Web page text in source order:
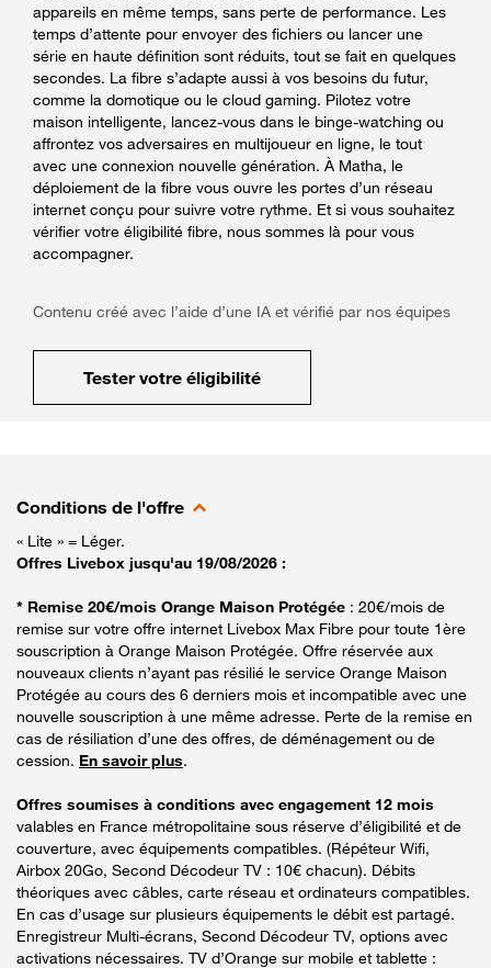
appareils en même temps, sans perte de performance. Les
temps d’attente pour envoyer des fichiers ou lancer une
série en haute définition sont réduits, tout se fait en quelques
secondes. La fibre s’adapte aussi à vos besoins du futur,
comme la domotique ou le cloud gaming. Pilotez votre
maison intelligente, lancez-vous dans le binge-watching ou
affrontez vos adversaires en multijoueur en ligne, le tout
avec une connexion nouvelle génération. À Matha, le
déploiement de la fibre vous ouvre les portes d’un réseau
internet conçu pour suivre votre rythme. Et si vous souhaitez
vérifier votre éligibilité fibre, nous sommes là pour vous
accompagner.
Contenu créé avec l’aide d’une IA et vérifié par nos équipes
Tester votre éligibilité
Conditions de l'offre
« Lite » = Léger.
Offres Livebox jusqu'au 19/08/2026 :
* Remise 20€/mois Orange Maison Protégée : 20€/mois de
remise sur votre offre internet Livebox Max Fibre pour toute 1ère
souscription à Orange Maison Protégée. Offre réservée aux
nouveaux clients n’ayant pas résilié le service Orange Maison
Protégée au cours des 6 derniers mois et incompatible avec une
nouvelle souscription à une même adresse. Perte de la remise en
cas de résiliation d’une des offres, de déménagement ou de
cession. En savoir plus.
Offres soumises à conditions avec engagement 12 mois
valables en France métropolitaine sous réserve d’éligibilité et de
couverture, avec équipements compatibles. (Répéteur Wifi,
Airbox 20Go, Second Décodeur TV : 10€ chacun). Débits
théoriques avec câbles, carte réseau et ordinateurs compatibles.
En cas d’usage sur plusieurs équipements le débit est partagé.
Enregistreur Multi-écrans, Second Décodeur TV, options avec
activations nécessaires. TV d’Orange sur mobile et tablette :